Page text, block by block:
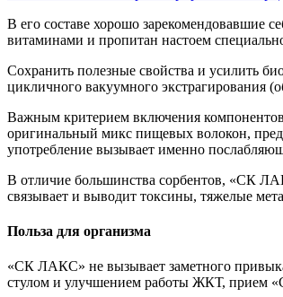
В его составе хорошо зарекомендовавшие
витаминами и пропитан настоем
Сохранить полезные свойства и усилить
цикличного вакуумного экстрагирования
Важным критерием включения
оригинальный микс пищевых волокон,
употребление вызывает именно
В отличие большинства сорбентов, «СК
связывает и выводит токсины, тяжелые
Польза для организма
«СК ЛАКС» не вызывает заметного
стулом и улучшением работы ЖКТ, прием